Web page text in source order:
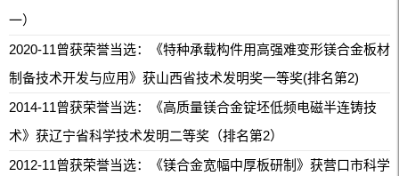
一）
2020-11曾获荣誉当选：《特种承载构件用高强难变形镁合金板材
制备技术开发与应用》获山西省技术发明奖一等奖(排名第2)
2014-11曾获荣誉当选：《高质量镁合金锭坯低频电磁半连铸技
术》获辽宁省科学技术发明二等奖（排名第2）
2012-11曾获荣誉当选：《镁合金宽幅中厚板研制》获营口市科学